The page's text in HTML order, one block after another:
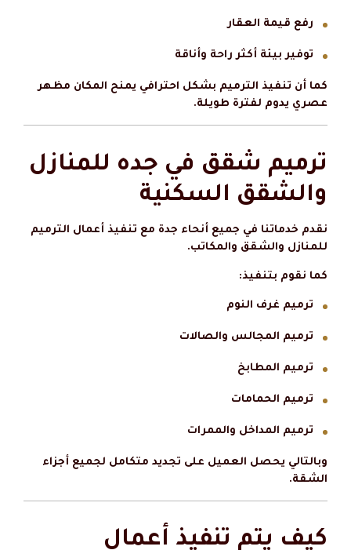
رفع قيمة العقار
توفير بيئة أكثر راحة وأناقة
كما أن تنفيذ الترميم بشكل احترافي يمنح المكان مظهر
عصري يدوم لفترة طويلة.
ترميم شقق في جده للمنازل
والشقق السكنية
نقدم خدماتنا في جميع أنحاء جدة مع تنفيذ أعمال الترميم
للمنازل والشقق والمكاتب.
كما نقوم بتنفيذ:
ترميم غرف النوم
ترميم المجالس والصالات
ترميم المطابخ
ترميم الحمامات
ترميم المداخل والممرات
وبالتالي يحصل العميل على تجديد متكامل لجميع أجزاء
الشقة.
كيف يتم تنفيذ أعمال